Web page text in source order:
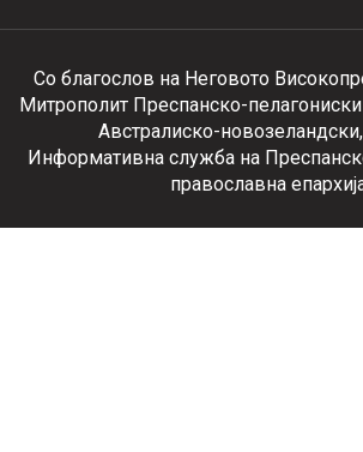
Со благослов на Неговото
Митрополит Преспанско-
Австралиско-
Информативна служба на
православна